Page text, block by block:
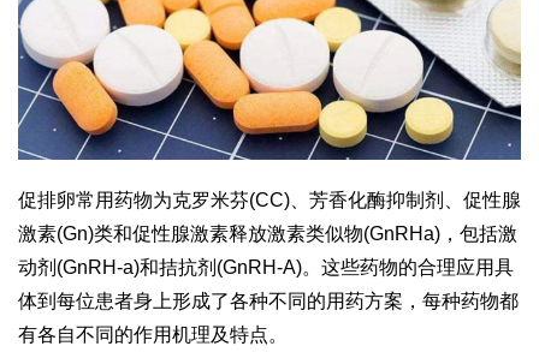
促排卵常用药物为克罗米芬(CC)、芳香化酶抑制剂、促性腺
激素(Gn)类和促性腺激素释放激素类似物(GnRHa)，包括激
动剂(GnRH-a)和拮抗剂(GnRH-A)。这些药物的合理应用具
体到每位患者身上形成了各种不同的用药方案，每种药物都
有各自不同的作用机理及特点。